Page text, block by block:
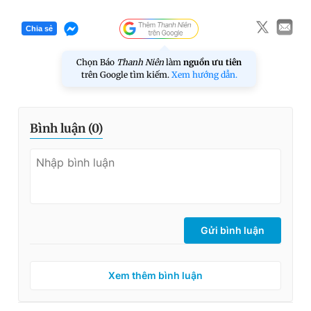
Chia sẻ
Chọn Báo Thanh Niên làm nguồn ưu tiên
trên Google tìm kiếm. Xem hướng dẫn.
Bình luận (0)
Gửi bình luận
Xem thêm bình luận